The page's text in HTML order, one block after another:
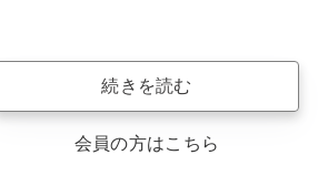
続きを読む
会員の方はこちら